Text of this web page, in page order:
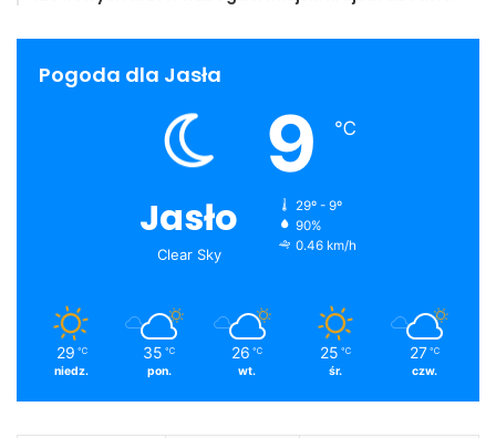
Pogoda dla Jasła
Jasło
Clear Sky
9 ℃
29º - 9º
90%
0.46 km/h
29 ℃
niedz.
35 ℃
pon.
26 ℃
wt.
25 ℃
śr.
27 ℃
czw.